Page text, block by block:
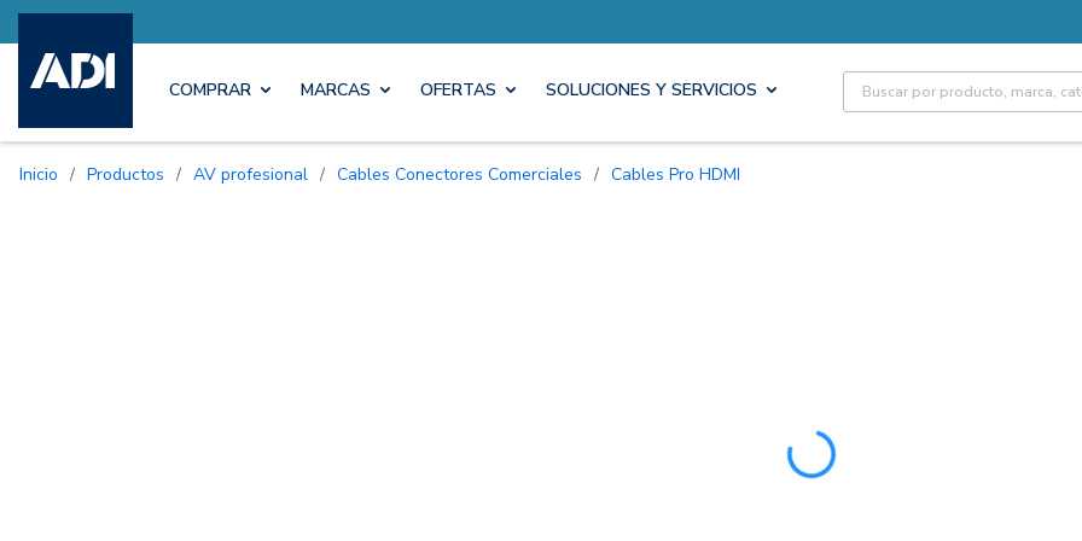
COMPRAR MARCAS OFERTAS SOLUCIONES Y SERVICIOS Site Search
Inicio / Productos / AV profesional / Cables Conectores Comerciales / Cables Pro HDMI